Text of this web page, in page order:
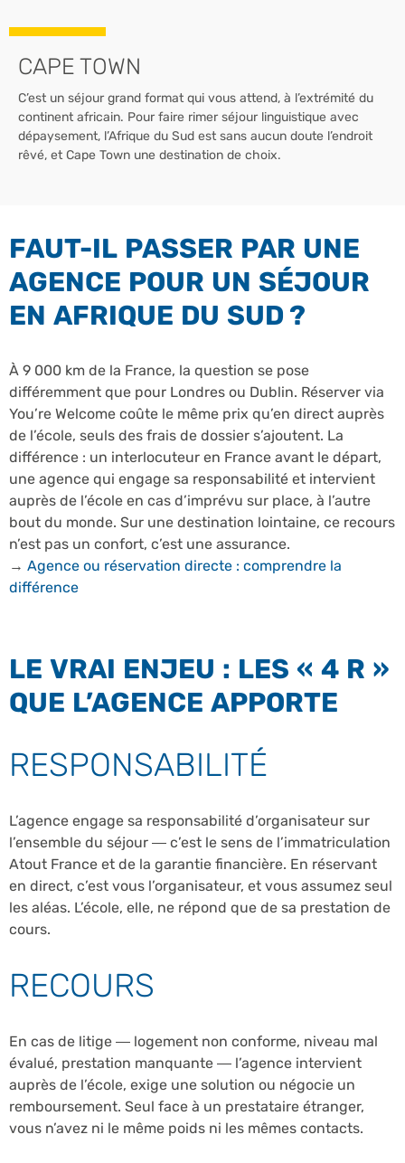
CAPE TOWN
C’est un séjour grand format qui vous attend, à l’extrémité du
continent africain. Pour faire rimer séjour linguistique avec
dépaysement, l’Afrique du Sud est sans aucun doute l’endroit
rêvé, et Cape Town une destination de choix.
FAUT-IL PASSER PAR UNE
AGENCE POUR UN SÉJOUR
EN AFRIQUE DU SUD ?
À 9 000 km de la France, la question se pose
différemment que pour Londres ou Dublin. Réserver via
You’re Welcome coûte le même prix qu’en direct auprès
de l’école, seuls des frais de dossier s’ajoutent. La
différence : un interlocuteur en France avant le départ,
une agence qui engage sa responsabilité et intervient
auprès de l’école en cas d’imprévu sur place, à l’autre
bout du monde. Sur une destination lointaine, ce recours
n’est pas un confort, c’est une assurance.
→ Agence ou réservation directe : comprendre la
différence
LE VRAI ENJEU : LES « 4 R »
QUE L’AGENCE APPORTE
RESPONSABILITÉ
L’agence engage sa responsabilité d’organisateur sur
l’ensemble du séjour — c’est le sens de l’immatriculation
Atout France et de la garantie financière. En réservant
en direct, c’est vous l’organisateur, et vous assumez seul
les aléas. L’école, elle, ne répond que de sa prestation de
cours.
RECOURS
En cas de litige — logement non conforme, niveau mal
évalué, prestation manquante — l’agence intervient
auprès de l’école, exige une solution ou négocie un
remboursement. Seul face à un prestataire étranger,
vous n’avez ni le même poids ni les mêmes contacts.